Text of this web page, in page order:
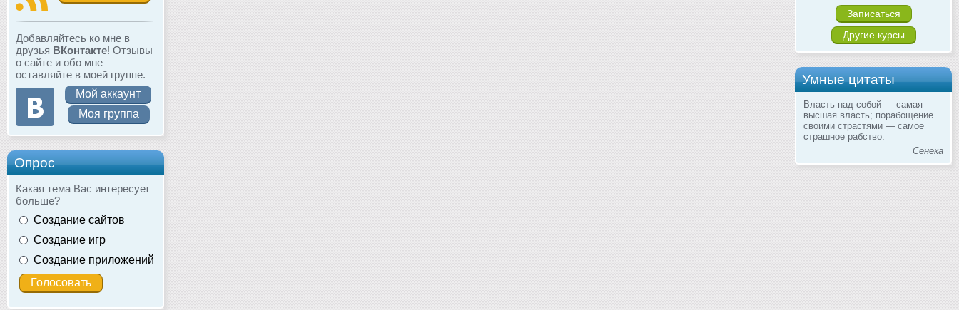
Добавляйтесь ко мне в
друзья ВКонтакте! Отзывы
о сайте и обо мне
оставляйте в моей группе.
Мой аккаунт
Моя группа
Опрос
Какая тема Вас интересует
больше?
Создание сайтов
Создание игр
Создание приложений
Записаться
Другие курсы
Умные цитаты
Власть над собой — самая
высшая власть; порабощение
своими страстями — самое
страшное рабство.
Сенека